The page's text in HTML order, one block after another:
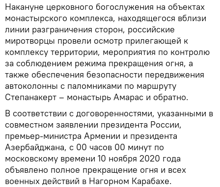
Накануне церковного богослужения на объектах
монастырского комплекса, находящегося вблизи
линии разграничения сторон, российские
миротворцы провели осмотр прилегающей к
комплексу территории, мероприятия по контролю
за соблюдением режима прекращения огня, а
также обеспечения безопасности передвижения
автоколонны с паломниками по маршруту
Степанакерт – монастырь Амарас и обратно.
В соответствии с договоренностями, указанными в
совместном заявлении президента России,
премьер-министра Армении и президента
Азербайджана, с 00 часов 00 минут по
московскому времени 10 ноября 2020 года
объявлено полное прекращение огня и всех
военных действий в Нагорном Карабахе.